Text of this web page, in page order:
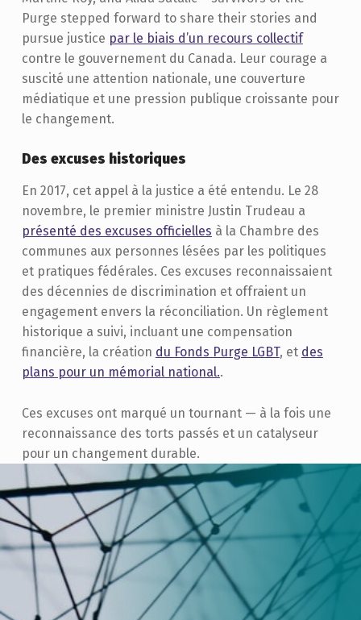
Purge stepped forward to share their stories and
pursue justice par le biais d’un recours collectif
contre le gouvernement du Canada. Leur courage a
suscité une attention nationale, une couverture
médiatique et une pression publique croissante pour
le changement.
Des excuses historiques
En 2017, cet appel à la justice a été entendu. Le 28
novembre, le premier ministre Justin Trudeau a
présenté des excuses officielles à la Chambre des
communes aux personnes lésées par les politiques
et pratiques fédérales. Ces excuses reconnaissaient
des décennies de discrimination et offraient un
engagement envers la réconciliation. Un règlement
historique a suivi, incluant une compensation
financière, la création du Fonds Purge LGBT, et des
plans pour un mémorial national..
Ces excuses ont marqué un tournant — à la fois une
reconnaissance des torts passés et un catalyseur
pour un changement durable.